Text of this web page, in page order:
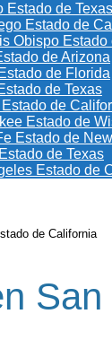
Estado de Texas
Estado de
Obispo
de Arizona
de Florida
de Texas
de
Estado de
Estado de
de Texas
Estado de
de California